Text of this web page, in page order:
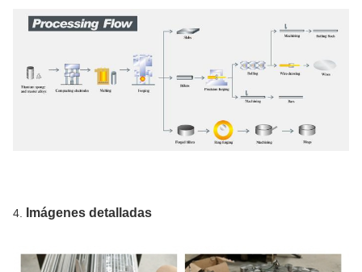
4. Imágenes detalladas